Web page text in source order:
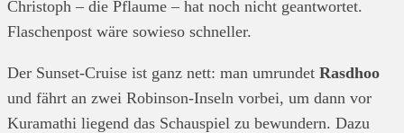
Christoph – die Pflaume – hat noch nicht geantwortet.
Flaschenpost wäre sowieso schneller.
Der Sunset-Cruise ist ganz nett: man umrundet Rasdhoo
und fährt an zwei Robinson-Inseln vorbei, um dann vor
Kuramathi liegend das Schauspiel zu bewundern. Dazu